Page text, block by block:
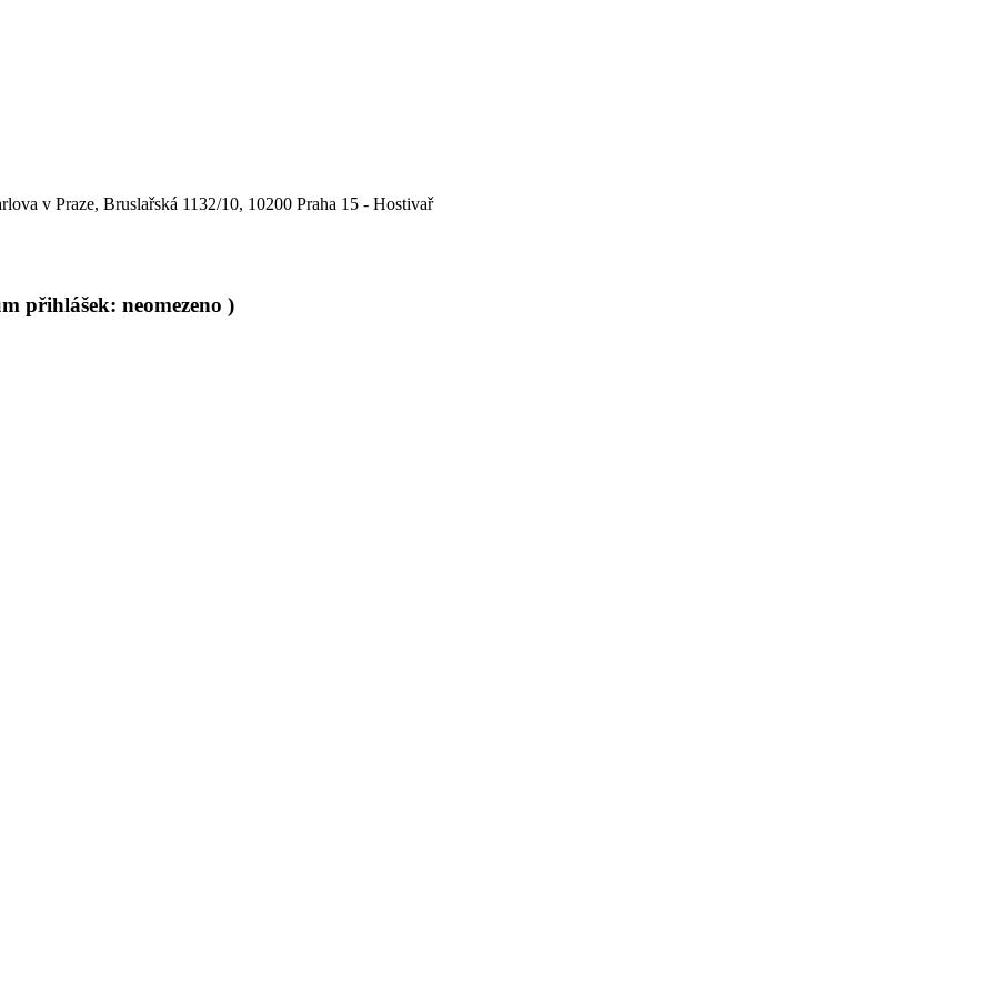
v Praze, Bruslařská 1132/10, 10200 Praha 15 - Hostivař
přihlášek: neomezeno )